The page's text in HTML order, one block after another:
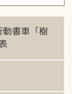
動書車「樹